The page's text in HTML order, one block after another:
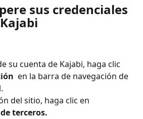
sus credenciales
su cuenta de Kajabi, haga clic
en la barra de navegación de
del sitio, haga clic en
terceros.